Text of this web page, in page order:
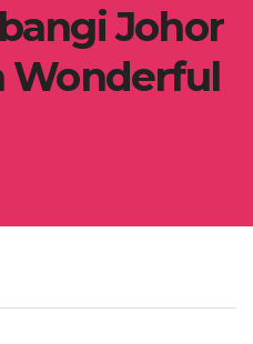
Johor
Wonderful